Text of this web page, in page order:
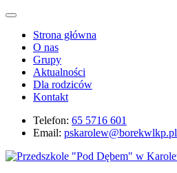
Strona główna
O nas
Grupy
Aktualności
Dla rodziców
Kontakt
Telefon: 65 5716 601
Email: pskarolew@borekwlkp.pl